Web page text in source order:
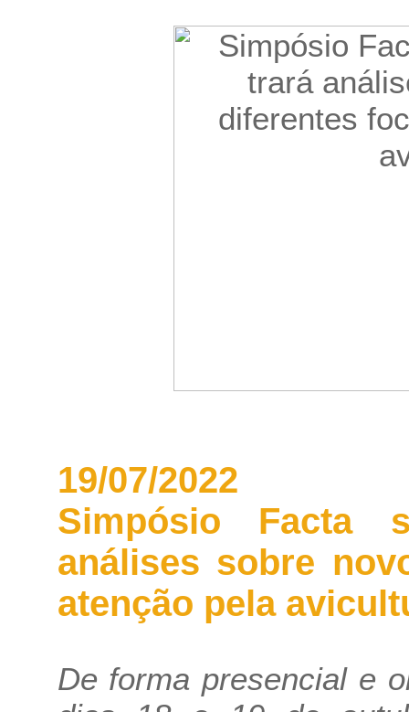
19/07/2022
Simpósio Facta
análises sobre
atenção pela
De forma presencial e